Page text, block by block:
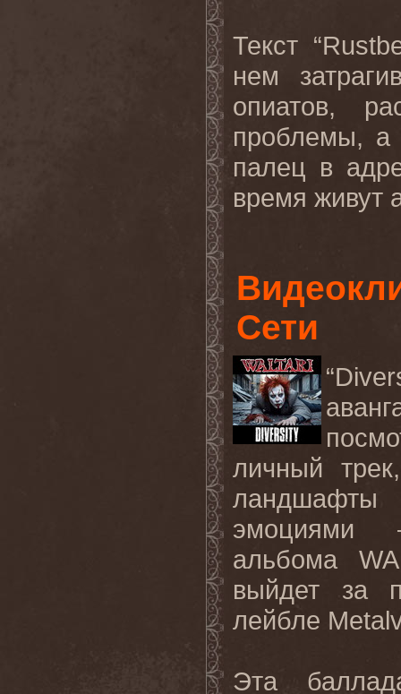
Текст
нем
опиатов,
проблемы, а
палец в
время живут
Сети
личный
эмоциями
альбома
выйдет за
лейбле
Эта